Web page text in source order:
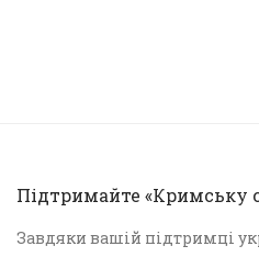
Підтримайте «Кримську
Завдяки вашій підтримці